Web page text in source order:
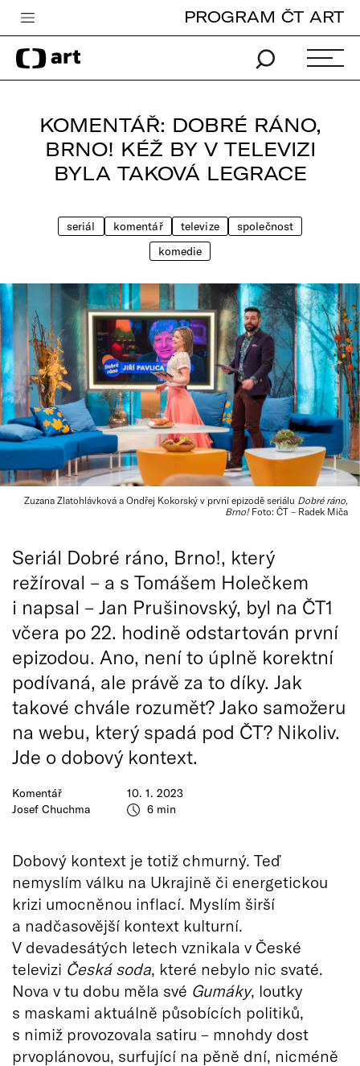
Česká televize
Zpravodajství
iVysílání
TV program
PROGRAM ČT ART
KOMENTÁŘ: DOBRÉ RÁNO,
BRNO! KÉŽ BY V TELEVIZI
BYLA TAKOVÁ LEGRACE
seriál komentář televize
společnost
komedie
Zuzana Zlatohlávková a Ondřej Kokorský v první epizodě seriálu Dobré ráno,
Brno!Foto: ČT – Radek Miča
Komentář
Josef Chuchma
10. 1. 2023
6 min
Seriál Dobré ráno, Brno!, který
režíroval – a s Tomášem Holečkem
i napsal – Jan Prušinovský, byl na ČT1
včera po 22. hodině odstartován první
epizodou. Ano, není to úplně korektní
podívaná, ale právě za to díky. Jak
takové chvále rozumět? Jako samožeru
na webu, který spadá pod ČT? Nikoliv.
Jde o dobový kontext.
Dobový kontext je totiž chmurný. Teď
nemyslím válku na Ukrajině či energetickou
krizi umocněnou inflací. Myslím širší
a nadčasovější kontext kulturní.
V devadesátých letech vznikala v České
televizi Česká soda, které nebylo nic svaté.
Nova v tu dobu měla své Gumáky, loutky
s maskami aktuálně působících politiků,
s nimiž provozovala satiru – mnohdy dost
prvoplánovou, surfující na pěně dní, nicméně